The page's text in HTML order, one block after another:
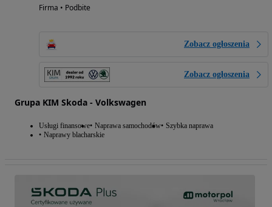
Firma • Podbite
Zobacz ogłoszenia
Zobacz ogłoszenia
Grupa KIM Skoda - Volkswagen
Usługi finansowe Naprawa samochodów Szybka naprawa
Naprawy blacharskie